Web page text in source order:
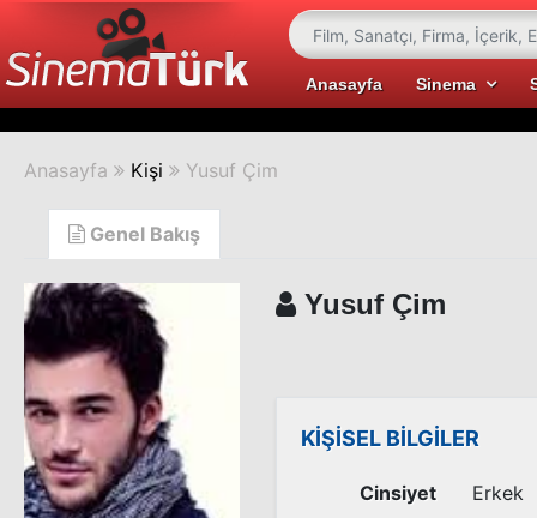
Anasayfa Sinema
Anasayfa Kişi Yusuf Çim
Genel Bakış
Yusuf Çim
KİŞİSEL BİLGİLER
Cinsiyet
Erkek